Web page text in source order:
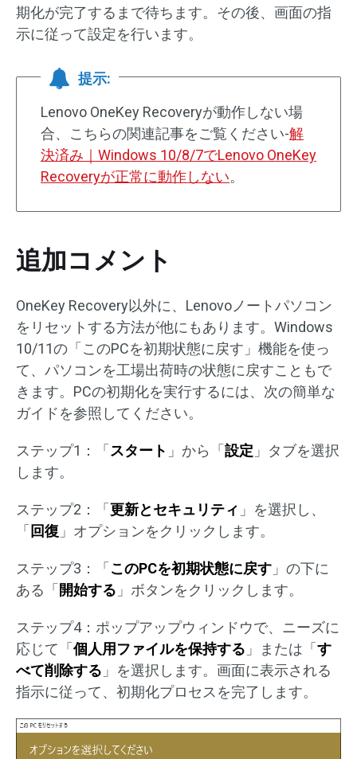
期化が完了するまで待ちます。その後、画面の指
示に従って設定を行います。
提示:
Lenovo OneKey Recoveryが動作しない場
合、こちらの関連記事をご覧ください-解
決済み｜Windows 10/8/7でLenovo OneKey
Recoveryが正常に動作しない。
追加コメント
OneKey Recovery以外に、Lenovoノートパソコン
をリセットする方法が他にもあります。Windows
10/11の「このPCを初期状態に戻す」機能を使っ
て、パソコンを工場出荷時の状態に戻すこともで
きます。PCの初期化を実行するには、次の簡単な
ガイドを参照してください。
ステップ1：「 スタート 」から「 設定 」タブを選択
します。
ステップ2：「 更新とセキュリティ 」を選択し、
「 回復 」オプションをクリックします。
ステップ3：「 このPCを初期状態に戻す 」の下に
ある「 開始する 」ボタンをクリックします。
ステップ4：ポップアップウィンドウで、ニーズに
応じて「 個人用ファイルを保持する 」または「 す
べて削除する 」を選択します。画面に表示される
指示に従って、初期化プロセスを完了します。